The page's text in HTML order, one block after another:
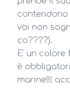
contendono
voi non
co????).
E’ un
è
marine!!!